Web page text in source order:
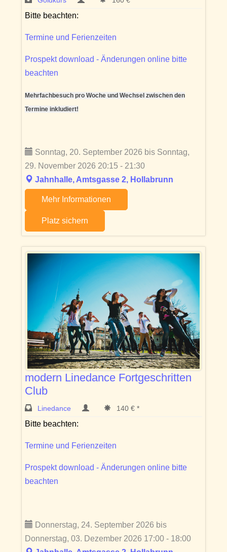
Bitte beachten:
Termine und Ferienzeiten
Prospekt download - Änderungen online bitte
beachten
Mehrfachbesuch pro Woche und Wechsel zwischen den
Termine inkludiert!
Sonntag, 20. September 2026 bis Sonntag,
29. November 2026 20:15 - 21:30
Jahnhalle, Amtsgasse 2, Hollabrunn
Mehr Informationen
Platz sichern
modern Linedance Fortgeschritten
Club
Linedance 140 € *
Bitte beachten:
Termine und Ferienzeiten
Prospekt download - Änderungen online bitte
beachten
Donnerstag, 24. September 2026 bis
Donnerstag, 03. Dezember 2026 17:00 - 18:00